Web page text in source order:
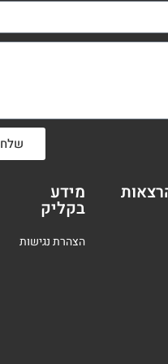
שלח
מידע
בקליק
הצהרת נגישות